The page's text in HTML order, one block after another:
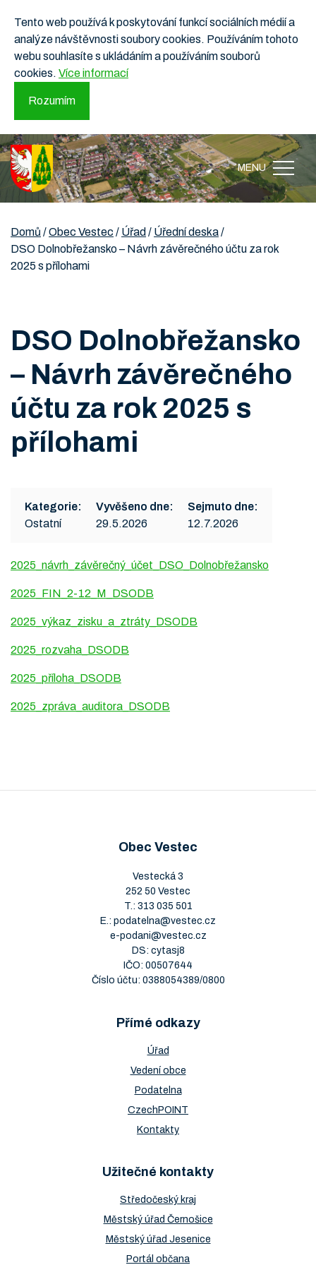
Tento web používá k poskytování funkcí sociálních médií a
analýze návštěvnosti soubory cookies. Používáním tohoto
webu souhlasíte s ukládáním a používáním souborů
cookies. Více informací
Rozumím
MENU
Domů /Obec Vestec / Úřad / Úřední deska/
DSO Dolnobřežansko – Návrh závěrečného účtu za rok
2025 s přílohami
DSO Dolnobřežansko
– Návrh závěrečného
účtu za rok 2025 s
přílohami
Kategorie:
Ostatní
Vyvěšeno dne:
29.5.2026
Sejmuto dne:
12.7.2026
2025_návrh_závěrečný_účet_DSO_Dolnobřežansko
2025_FIN_2-12_M_DSODB
2025_výkaz_zisku_a_ztráty_DSODB
2025_rozvaha_DSODB
2025_příloha_DSODB
2025_zpráva_auditora_DSODB
Obec Vestec
Vestecká 3
252 50 Vestec
T.: 313 035 501
E.: podatelna@vestec.cz
e-podani@vestec.cz
DS: cytasj8
IČO: 00507644
Číslo účtu: 0388054389/0800
Přímé odkazy
Úřad
Vedení obce
Podatelna
CzechPOINT
Kontakty
Užitečné kontakty
Středočeský kraj
Městský úřad Černošice
Městský úřad Jesenice
Portál občana